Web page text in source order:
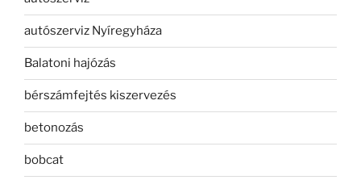
autószerviz Nyíregyháza
Balatoni hajózás
bérszámfejtés kiszervezés
betonozás
bobcat